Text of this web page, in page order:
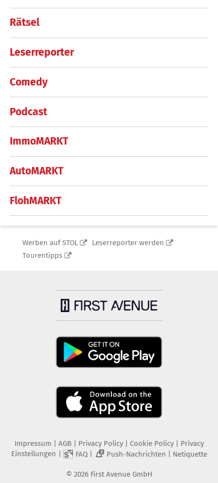
Rätsel
Leserreporter
Comedy
Podcast
ImmoMARKT
AutoMARKT
FlohMARKT
Werben auf STOL
Leserreporter werden
Tourentipps
Impressum | AGB | Privacy Policy| Cookie Policy| Privacy
Einstellungen | FAQ| 2 Push-Nachrichten | Netiquette
© 2026 First Avenue GmbH